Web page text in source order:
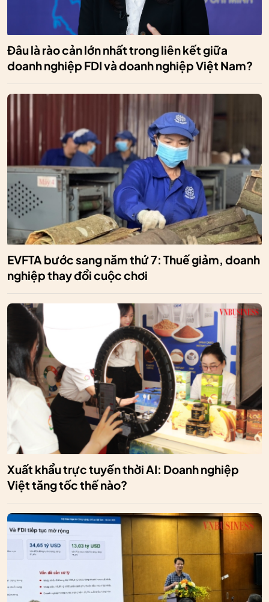
Đâu là rào cản lớn nhất trong liên kết giữa
doanh nghiệp FDI và doanh nghiệp Việt Nam?
EVFTA bước sang năm thứ 7: Thuế giảm, doanh
nghiệp thay đổi cuộc chơi
Xuất khẩu trực tuyến thời AI: Doanh nghiệp
Việt tăng tốc thế nào?